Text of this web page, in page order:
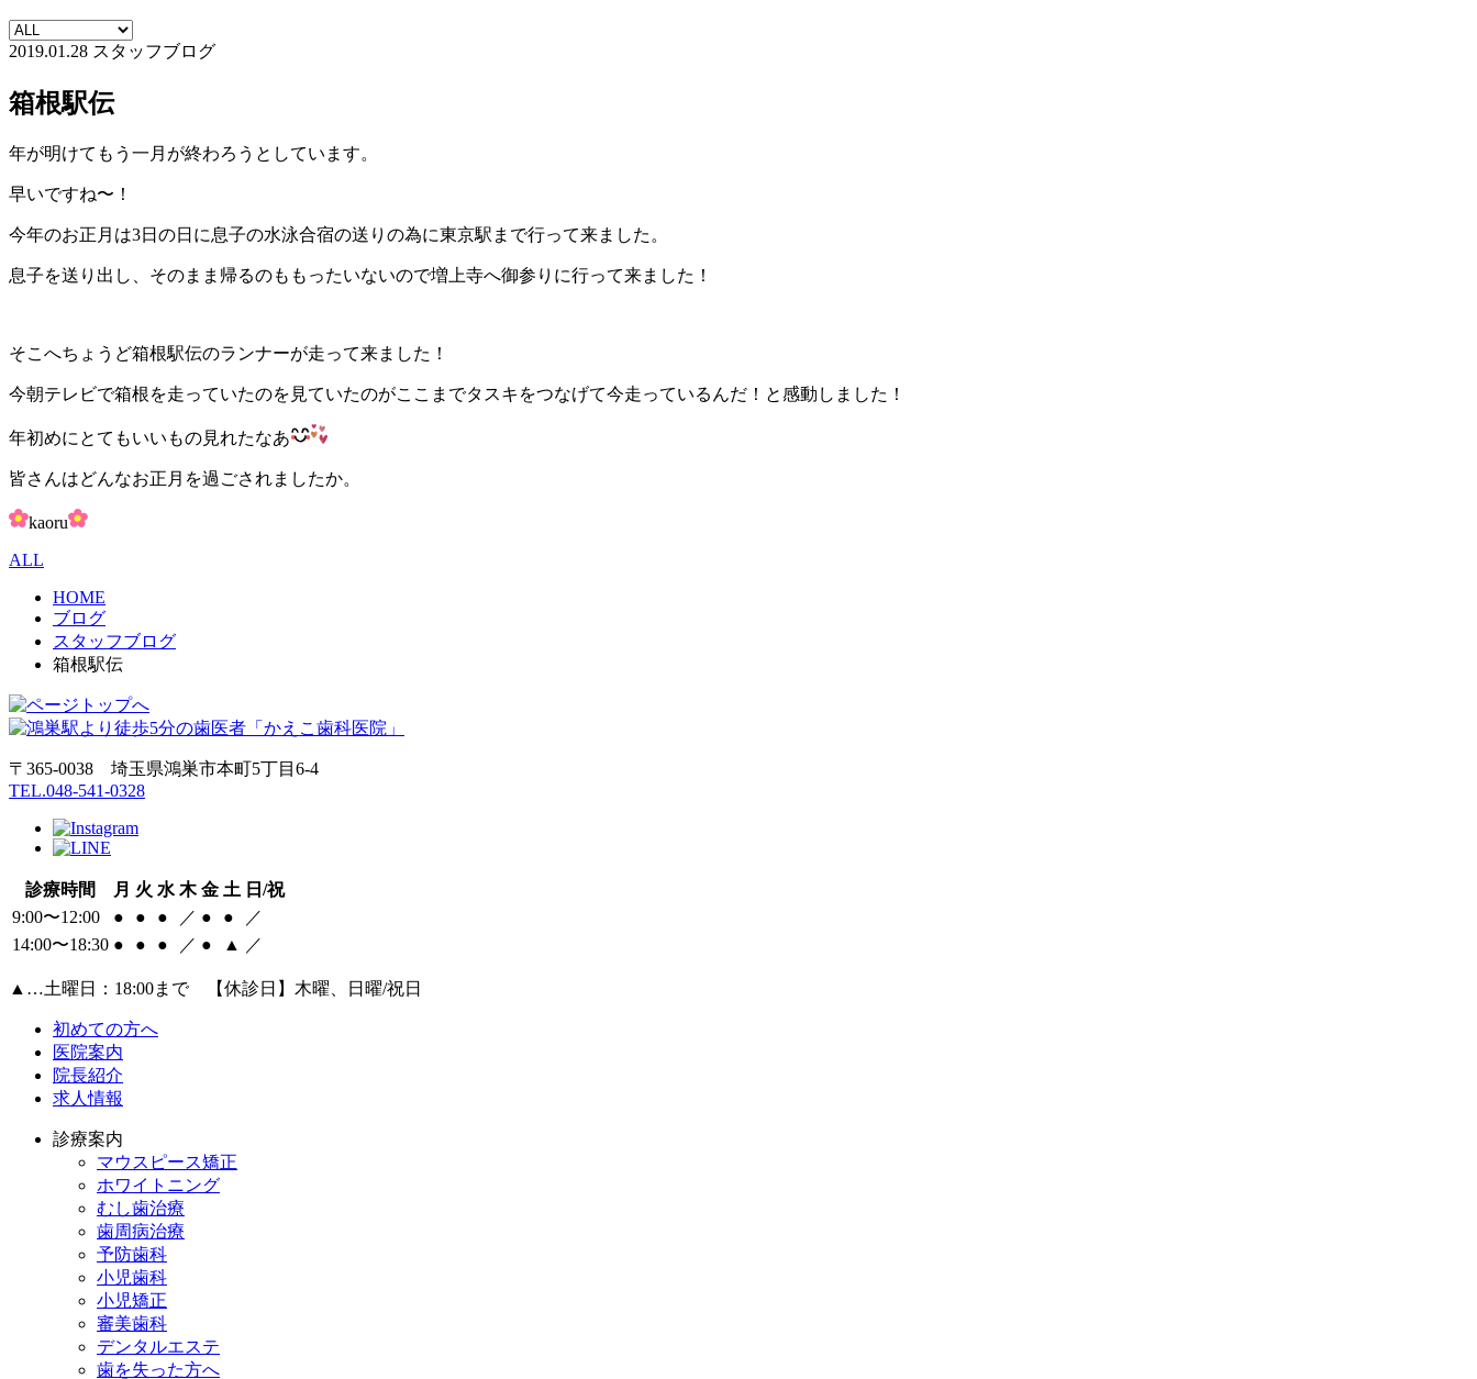
2019.01.28 スタッフブログ
箱根駅伝
年が明けてもう一月が終わろうとしています。
早いですね〜！
今年のお正月は3日の日に息子の水泳合宿の送りの為に東京駅まで行って来ました。
息子を送り出し、そのまま帰るのももったいないので増上寺へ御参りに行って来ました！
そこへちょうど箱根駅伝のランナーが走って来ました！
今朝テレビで箱根を走っていたのを見ていたのがここまでタスキをつなげて今走っているんだ！と感動しました！
年初めにとてもいいもの見れたなあ
皆さんはどんなお正月を過ごされましたか。
kaoru
ALL
HOME
ブログ
スタッフブログ
箱根駅伝
〒365-0038 埼玉県鴻巣市本町5丁目6‐4
TEL.048-541-0328
診療時間 月 火 水 木 金 土 日/祝
9:00〜12:00
● ● ● ／ ● ●
／
14:00〜18:30 ● ● ● ／ ● ▲ ／
▲ …土曜日：18:00まで 【休診日】木曜、日曜/祝日
初めての方へ
医院案内
院長紹介
求人情報
診療案内
マウスピース矯正
ホワイトニング
むし歯治療
歯周病治療
予防歯科
小児歯科
小児矯正
審美歯科
デンタルエステ
歯を失った方へ